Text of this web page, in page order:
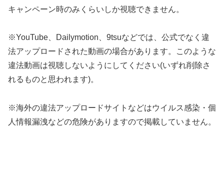
キャンペーン時のみくらいしか視聴できません。
※YouTube、Dailymotion、9tsuなどでは、公式でなく違
法アップロードされた動画の場合があります。このような
違法動画は視聴しないようにしてください(いずれ削除さ
れるものと思われます)。
※海外の違法アップロードサイトなどはウイルス感染・個
人情報漏洩などの危険がありますので掲載していません。